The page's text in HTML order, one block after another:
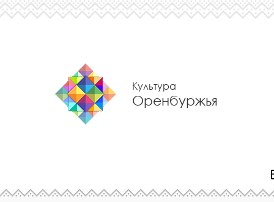
Культура
Оренбуржья